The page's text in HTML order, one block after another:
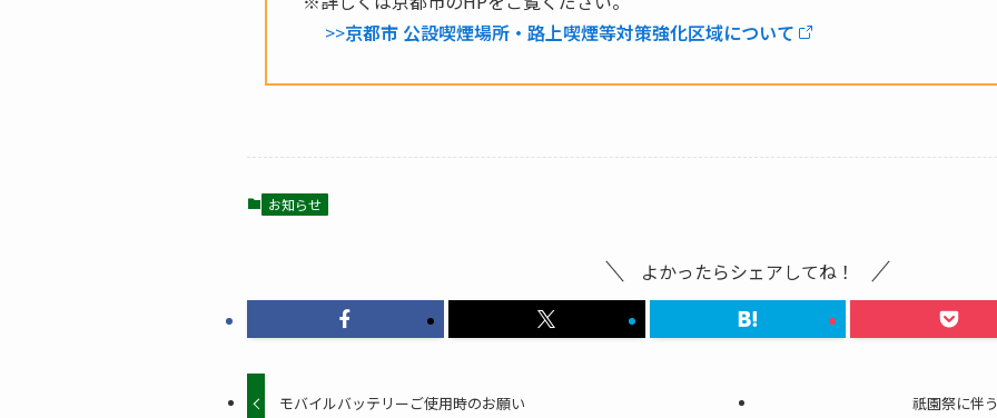
>>京都市 公設喫煙場所・路上喫煙等対策強化区域について
お知らせ
よかったらシェアしてね！
モバイルバッテリーご使用時のお願い 祇園祭に伴